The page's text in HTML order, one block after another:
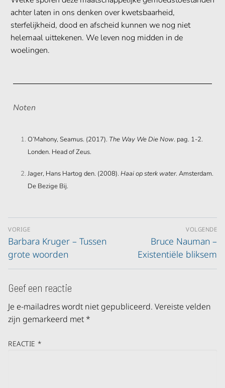
achter laten in ons denken over kwetsbaarheid,
sterfelijkheid, dood en afscheid kunnen we nog niet
helemaal uittekenen. We leven nog midden in de
woelingen.
Noten
O’Mahony, Seamus. (2017). The Way We Die Now. pag. 1-2.
Londen. Head of Zeus.
Jager, Hans Hartog den. (2008).Haai op sterk water. Amsterdam.
De Bezige Bij.
VORIGE
Barbara Kruger – Tussen
grote woorden
VOLGENDE
Bruce Nauman –
Existentiële bliksem
Geef een reactie
Je e-mailadres wordt niet gepubliceerd. Vereiste velden
zijn gemarkeerd met *
REACTIE *